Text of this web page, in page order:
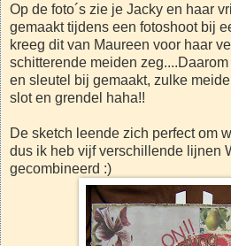
Op de foto´s zie je Jacky en haar
gemaakt tijdens een fotoshoot bij
kreeg dit van Maureen voor haar
schitterende meiden
en sleutel bij gemaakt, zulke
slot en grendel haha!!
De sketch leende zich perfect om
dus ik heb vijf verschillende lijnen
gecombineerd :)